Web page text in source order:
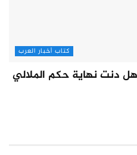
كتاب أخبار العرب
هل دنت نهاية حكم الملالي